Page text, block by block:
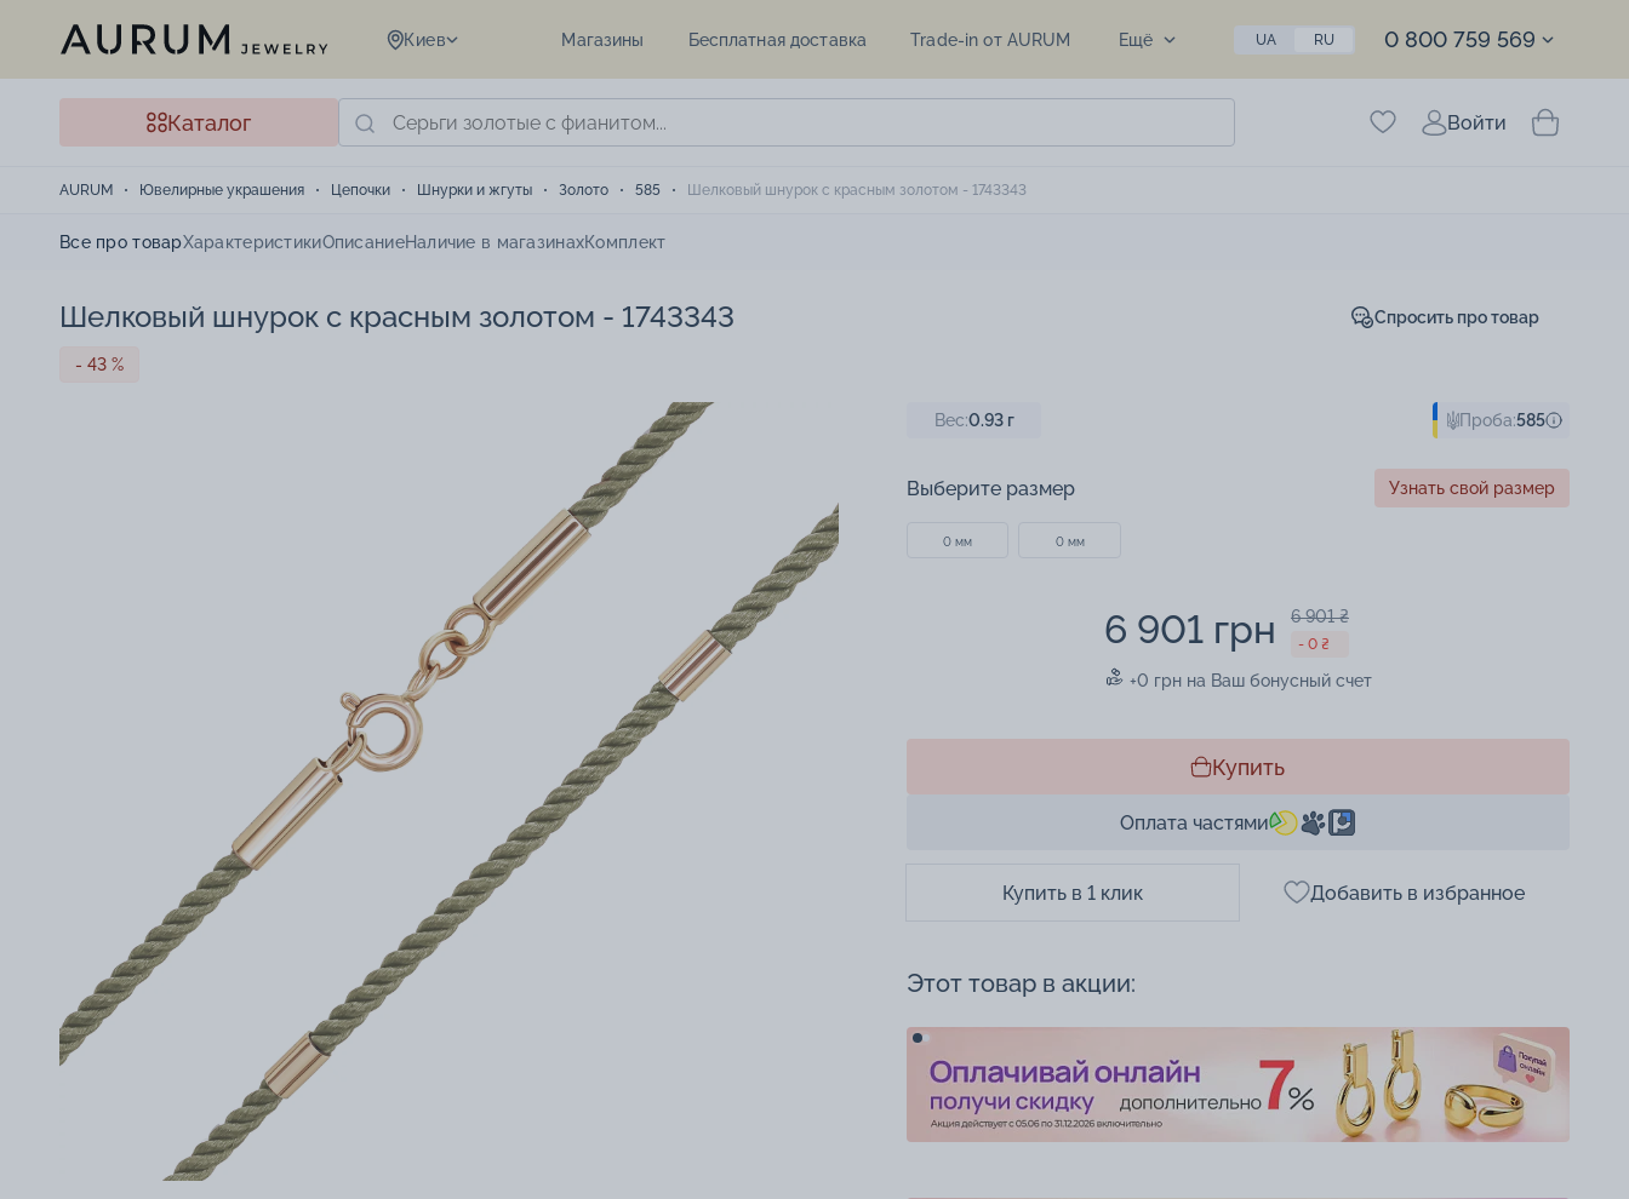
Киев Магазины Бесплатная доставка Trade-in от AURUM Ещё UA RU 0 800 759 569
Каталог Войти
AURUM Ювелирные украшения Цепочки Шнурки и жгуты Золото 585 Шелковый шнурок с красным золотом - 1743343
Все про товарХарактеристикиОписаниеНаличие в магазинахКомплект
Шелковый шнурок с красным золотом - 1743343
- 43 %
Спросить про товар
Вес:0.93г Проба:585
Выберите размер Узнать свой размер
0 мм 0 мм
6 901 грн 6 901 ₴
- 0 ₴
+0 грн на Ваш бонусный счет
Купить
Оплата частями
Купить в 1 клик Добавить в избранное
Этот товар в акции: